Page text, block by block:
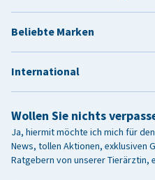
Wollen Sie nichts
Ja, hiermit möchte ich mich für
News, tollen Aktionen, exklusiven
Ratgebern von unserer Tierärztin,
Beliebte Marken
International